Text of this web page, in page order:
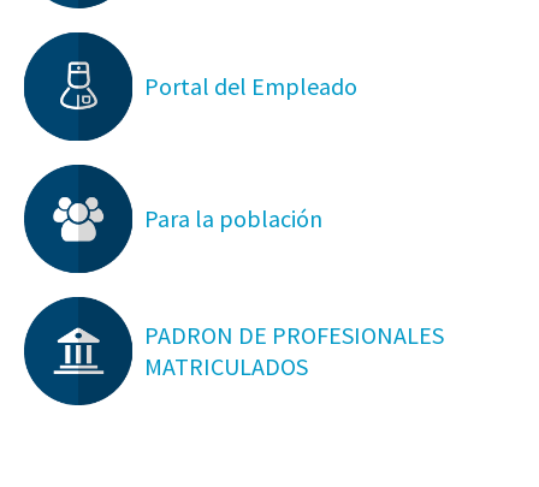
Portal del Empleado
Para la población
PADRON DE PROFESIONALES
MATRICULADOS